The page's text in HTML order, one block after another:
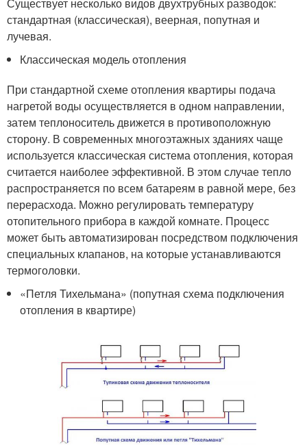
стандартная (классическая), веерная, попутная и
лучевая.
Классическая модель отопления
При стандартной схеме отопления квартиры подача
нагретой воды осуществляется в одном направлении,
затем теплоноситель движется в противоположную
сторону. В современных многоэтажных зданиях чаще
используется классическая система отопления, которая
считается наиболее эффективной. В этом случае тепло
распространяется по всем батареям в равной мере, без
перерасхода. Можно регулировать температуру
отопительного прибора в каждой комнате. Процесс
может быть автоматизирован посредством подключения
специальных клапанов, на которые устанавливаются
термоголовки.
«Петля Тихельмана» (попутная схема подключения
отопления в квартире)